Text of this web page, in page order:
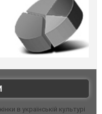
в українській культурі